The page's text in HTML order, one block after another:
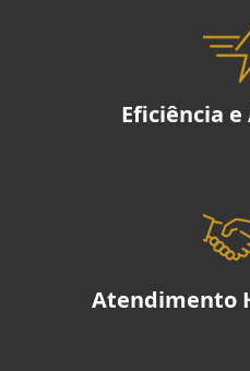
Eficiência
Atendimento